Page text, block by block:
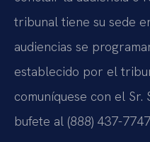
tribunal tiene su sede
audiencias se
establecido por el
comuníquese con el
bufete al (888) 437-